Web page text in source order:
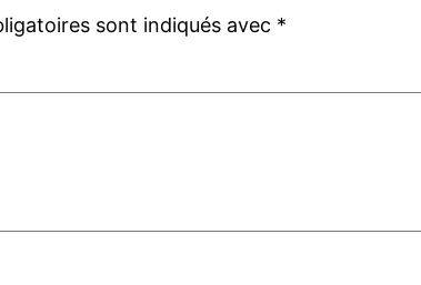
sont indiqués avec *